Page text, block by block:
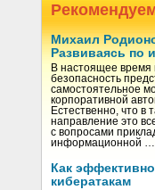
Михаил
Развиваясь по
В настоящее
безопасность
самостоятельное
корпоративной
Естественно, что в
направление это
с вопросами
информационной …
Как
кибератакам